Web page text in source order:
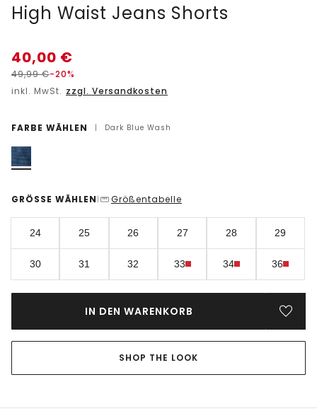
High Waist Jeans Shorts
40,00 €
49,99€-20%
inkl. MwSt. zzgl. Versandkosten
FARBE WÄHLEN | Dark Blue Wash
GRÖSSE WÄHLEN | Größentabelle
24 25 26 27 28 29
30 31 32 33 34 36
IN DEN WARENKORB
SHOP THE LOOK